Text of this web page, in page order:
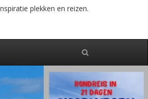
plekken en reizen.